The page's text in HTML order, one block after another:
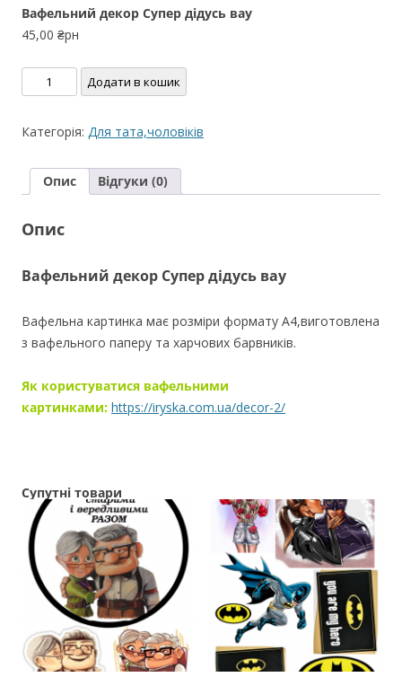
Вафельний декор Супер дідусь вау
45,00 ₴рн
Вафельний
декор
дідусь
кількість
Додати в кошик
Категорія: Для тата,чоловіків
Опис Відгуки (0)
Опис
Вафельний декор Супер дідусь вау
Вафельна картинка має розміри формату A4,виготовлена
з вафельного паперу та харчових барвників.
Як користуватися вафельними
картинками: https://iryska.com.ua/decor-2/
Супутні товари